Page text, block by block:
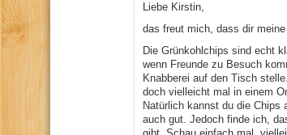
Liebe Kirstin,
das freut mich, dass dir
Die Grünkohlchips sind echt
wenn Freunde zu Besuch
Knabberei auf den Tisch
doch vielleicht mal in einem
Natürlich kannst du die Chips
auch gut. Jedoch finde ich,